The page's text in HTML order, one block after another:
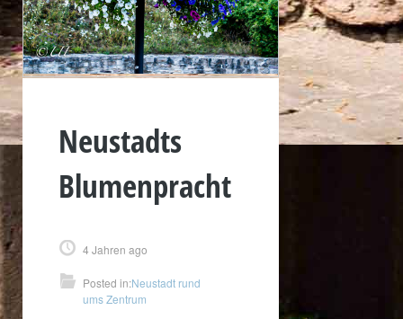
Neustadts
Blumenpracht
4 Jahren ago
Posted in:Neustadt rund
ums Zentrum